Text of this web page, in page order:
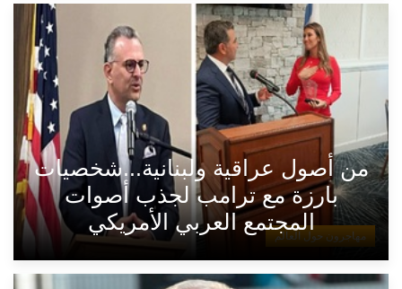
مهاجرون حول العالم
من أصول عراقية ولبنانية...شخصيات
بارزة مع ترامب لجذب أصوات
المجتمع العربي الأمريكي